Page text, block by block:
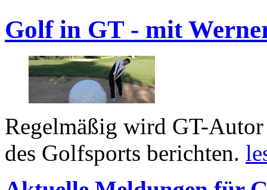
Golf in GT - mit
Regelmäßig wird GT-
des Golfsports berichten.